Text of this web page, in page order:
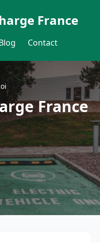
France
Contact
France